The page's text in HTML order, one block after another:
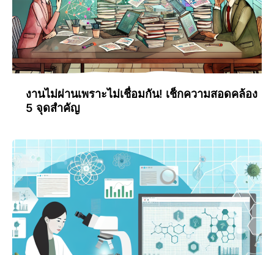
งานไม่ผ่านเพราะไม่เชื่อมกัน! เช็กความสอดคล้อง
5 จุดสำคัญ